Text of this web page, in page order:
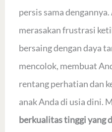
persis sama
merasakan frustrasi
bersaing dengan daya
mencolok, membuat
rentang perhatian dan
anak Anda di usia dini.
berkualitas tinggi yang